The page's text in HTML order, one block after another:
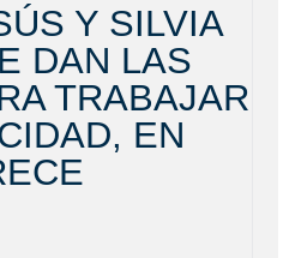
Y SILVIA
DAN LAS
TRABAJAR
EN